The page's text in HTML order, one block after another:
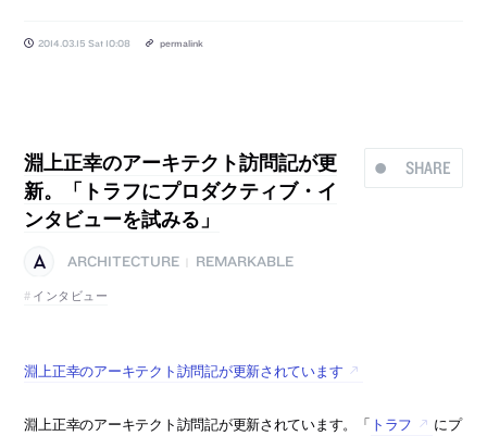
2014.03.15 Sat 10:08 permalink
SHARE
淵上正幸のアーキテクト訪問記が更
新。「トラフにプロダクティブ・イ
ンタビューを試みる」
ARCHITECTURE
REMARKABLE
インタビュー
淵上正幸のアーキテクト訪問記が更新されています
淵上正幸のアーキテクト訪問記が更新されています。「 トラフ
にプ